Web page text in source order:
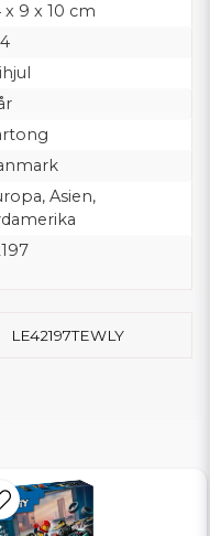
x 9 x 10 cm
Asien,
LE42197TEWLY